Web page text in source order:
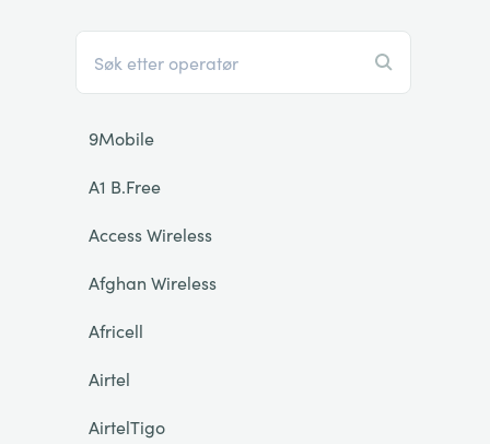
9Mobile
A1 B.Free
Access Wireless
Afghan Wireless
Africell
Airtel
AirtelTigo